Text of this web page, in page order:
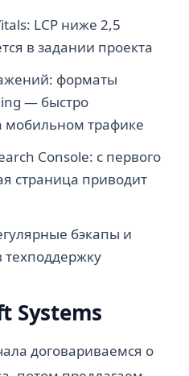
LCP ниже 2,5
в задании проекта
форматы
— быстро
мобильном трафике
Console: с первого
страница приводит
бэкапы и
техподдержку
Systems
договариваемся о